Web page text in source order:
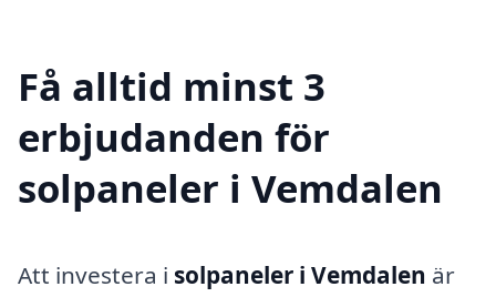
Få alltid minst 3
erbjudanden för
solpaneler i Vemdalen
Att investera i solpaneler i Vemdalen är